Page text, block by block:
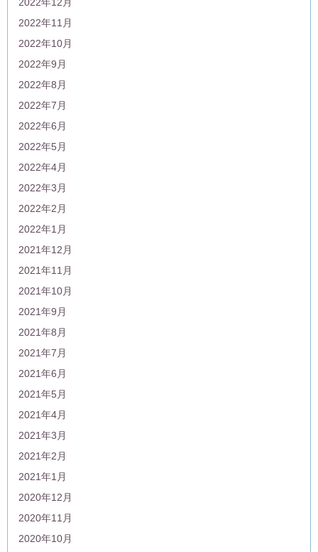
2022年12月
2022年11月
2022年10月
2022年9月
2022年8月
2022年7月
2022年6月
2022年5月
2022年4月
2022年3月
2022年2月
2022年1月
2021年12月
2021年11月
2021年10月
2021年9月
2021年8月
2021年7月
2021年6月
2021年5月
2021年4月
2021年3月
2021年2月
2021年1月
2020年12月
2020年11月
2020年10月